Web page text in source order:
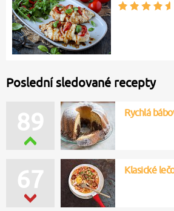
Poslední sledované recepty
89 Rychlá
67 Klasické